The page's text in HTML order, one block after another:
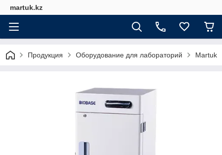
martuk.kz
Продукция Оборудование для лабораторий Martuk